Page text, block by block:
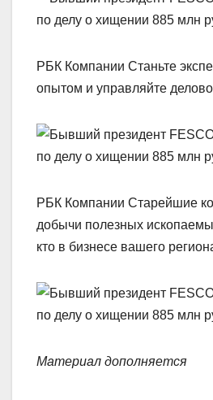
РБК Компании Станьте
опытом и управляйте
РБК Компании Старейшие
добычи полезных
кто в бизнесе вашего
Материал дополняется